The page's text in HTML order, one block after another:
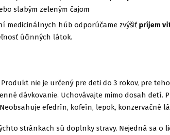
slabým zeleným čajom
medicinálnych húb odporúčame zvýšiť príjem
účinných látok.
Produkt nie je určený pre deti do 3 rokov, pre
dávkovanie. Uchovávajte mimo dosah detí.
efedrín, kofeín, lepok, konzervačné
stránkach sú doplnky stravy. Nejedná sa o